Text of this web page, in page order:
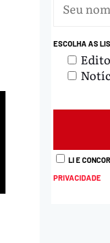
ESCOLHA AS
LI E
PRIVACIDADE